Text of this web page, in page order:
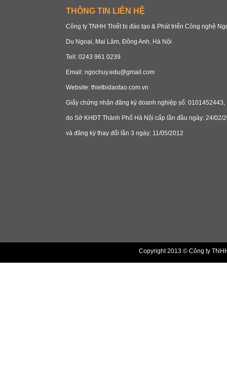
THÔNG TIN LIÊN HỆ
Công ty TNHH Thiết bị đào tạo & Phát triển Công nghệ
Du Ngoại, Mai Lâm, Đông Anh, Hà Nội
Tell: 0243 961 0239
Email: ngochuy.edu@gmail.com
Website: thietbidaotao.com.vn
Giấy chứng nhận đăng ký doanh nghiệp số: 0101452443,
do Sở KHĐT Thành Phố Hà Nội cấp lần đầu ngày: 24/02/
và đăng ký thay đổi lần 3 ngày: 11/05/2012
Copyright 2013 © Công ty